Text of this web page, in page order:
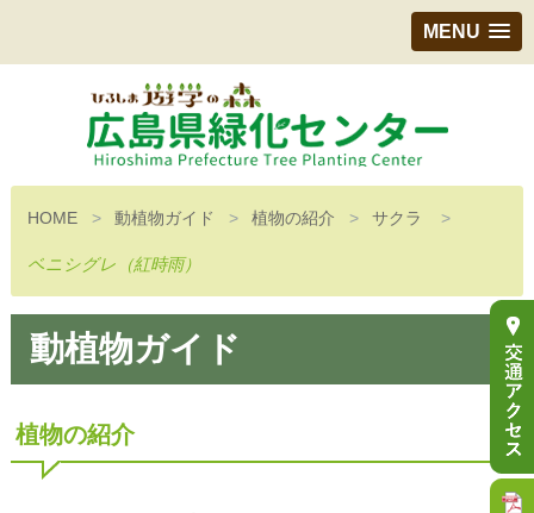
MENU
HOME 動植物ガイド 植物の紹介 サクラ
ベニシグレ（紅時雨）
動植物ガイド
植物の紹介